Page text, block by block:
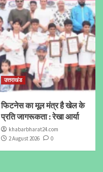
उत्तराखंड
फिटनेस का मूल मंत्र है खेल के
प्रति जागरूकता : रेखा आर्या
khabarbharat24.com
2 August 2026
0